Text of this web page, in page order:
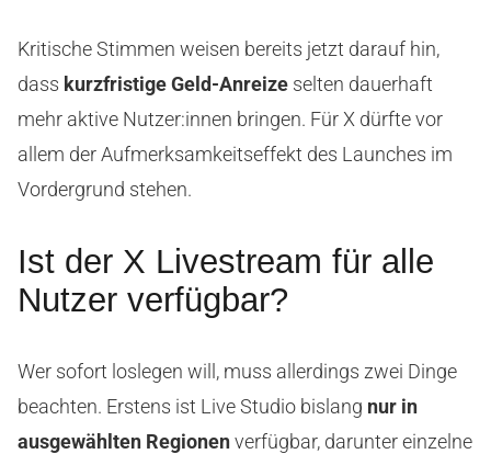
Kritische Stimmen weisen bereits jetzt darauf hin,
dass kurzfristige Geld-Anreize selten dauerhaft
mehr aktive Nutzer:innen bringen. Für X dürfte vor
allem der Aufmerksamkeitseffekt des Launches im
Vordergrund stehen.
Ist der X Livestream für alle
Nutzer verfügbar?
Wer sofort loslegen will, muss allerdings zwei Dinge
beachten. Erstens ist Live Studio bislang nur in
ausgewählten Regionenverfügbar, darunter einzelne